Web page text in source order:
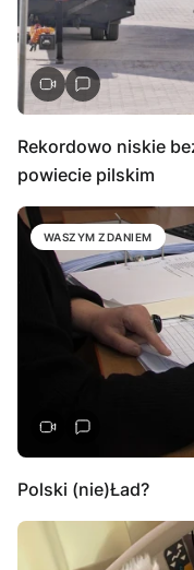
Rekordowo niskie
powiecie pilskim
WASZYM ZDANIEM
Polski (nie)Ład?